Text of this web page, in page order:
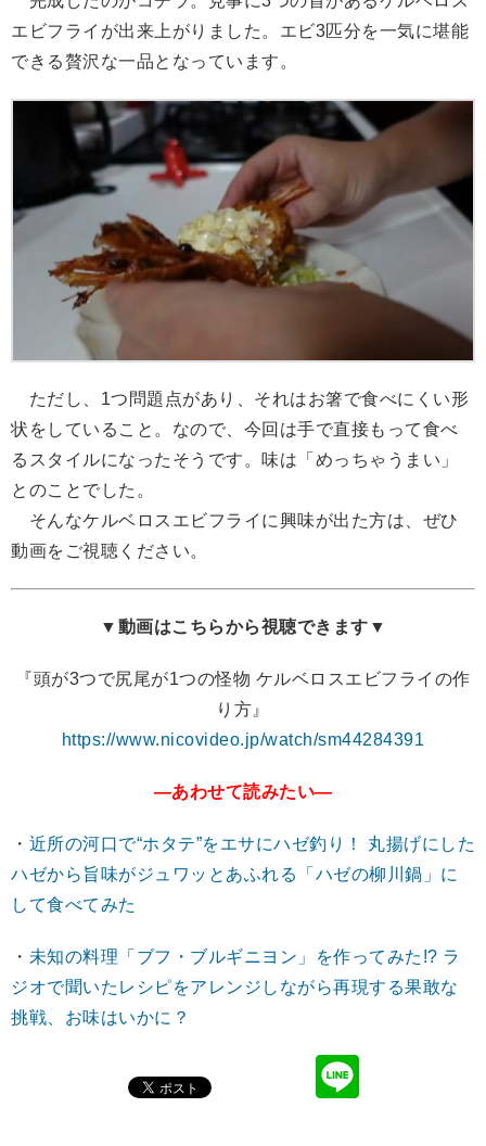
エビフライが出来上がりました。エビ3匹分を一気に堪能
できる贅沢な一品となっています。
ただし、1つ問題点があり、それはお箸で食べにくい形
状をしていること。なので、今回は手で直接もって食べ
るスタイルになったそうです。味は「めっちゃうまい」
とのことでした。
そんなケルベロスエビフライに興味が出た方は、ぜひ
動画をご視聴ください。
▼動画はこちらから視聴できます▼
『頭が3つで尻尾が1つの怪物 ケルベロスエビフライの作
り方』
https://www.nicovideo.jp/watch/sm44284391
―あわせて読みたい―
・ 近所の河口で“ホタテ”をエサにハゼ釣り！ 丸揚げにした
ハゼから旨味がジュワッとあふれる「ハゼの柳川鍋」に
して食べてみた
・ 未知の料理「ブフ・ブルギニヨン」を作ってみた!? ラ
ジオで聞いたレシピをアレンジしながら再現する果敢な
挑戦、お味はいかに？